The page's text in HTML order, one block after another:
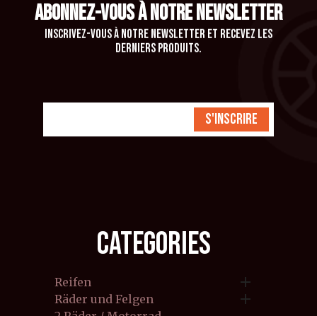
ABONNEZ-VOUS À NOTRE NEWSLETTER
Inscrivez-vous à notre newsletter et recevez les
derniers produits.
S'inscrire
CATEGORIES
Reifen 
Räder und Felgen 